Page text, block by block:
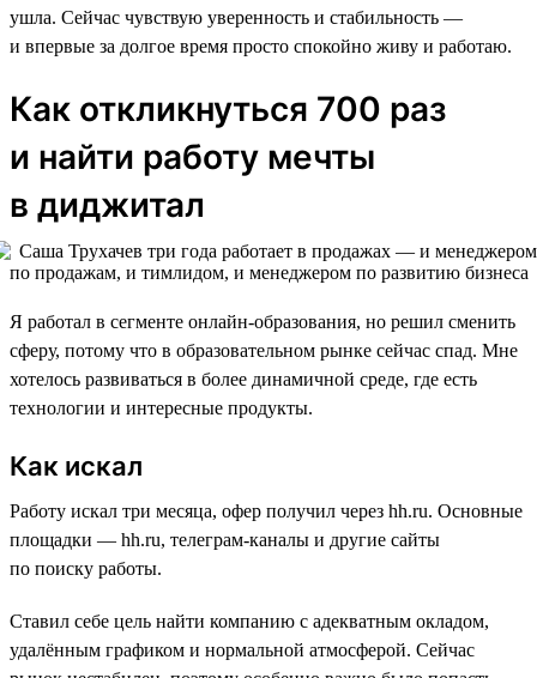
ушла. Сейчас чувствую уверенность и стабильность —
и впервые за долгое время просто спокойно живу и работаю.
Как откликнуться 700 раз
и найти работу мечты
в диджитал
Я работал в сегменте онлайн-образования, но решил сменить
сферу, потому что в образовательном рынке сейчас спад. Мне
хотелось развиваться в более динамичной среде, где есть
технологии и интересные продукты.
Как искал
Работу искал три месяца, офер получил через hh.ru. Основные
площадки — hh.ru, телеграм-каналы и другие сайты
по поиску работы.
Ставил себе цель найти компанию с адекватным окладом,
удалённым графиком и нормальной атмосферой. Сейчас